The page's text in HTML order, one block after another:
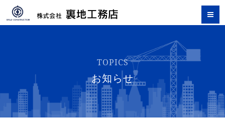
TOPICS
お知らせ